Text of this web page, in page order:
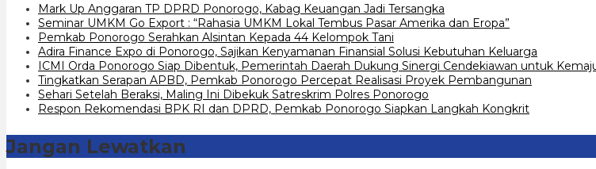
Mark Up Anggaran TP DPRD Ponorogo, Kabag Keuangan Jadi Tersangka
Seminar UMKM Go Export : “Rahasia UMKM Lokal Tembus Pasar Amerika dan Eropa”
Pemkab Ponorogo Serahkan Alsintan Kepada 44 Kelompok Tani
Adira Finance Expo di Ponorogo, Sajikan Kenyamanan Finansial Solusi Kebutuhan Keluarga
ICMI Orda Ponorogo Siap Dibentuk, Pemerintah Daerah Dukung Sinergi Cendekiawan untuk
Tingkatkan Serapan APBD, Pemkab Ponorogo Percepat Realisasi Proyek Pembangunan
Sehari Setelah Beraksi, Maling Ini Dibekuk Satreskrim Polres Ponorogo
Respon Rekomendasi BPK RI dan DPRD, Pemkab Ponorogo Siapkan Langkah Kongkrit
Jangan Lewatkan